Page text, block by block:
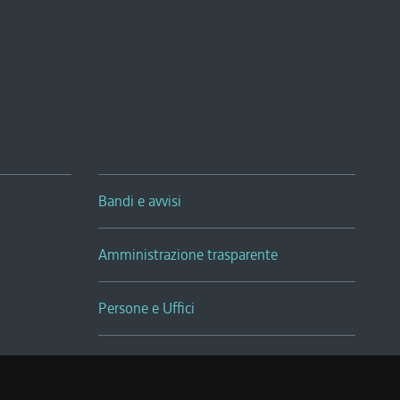
Bandi e avvisi
Amministrazione trasparente
Persone e Uffici
Sala Tiziano Tessitori